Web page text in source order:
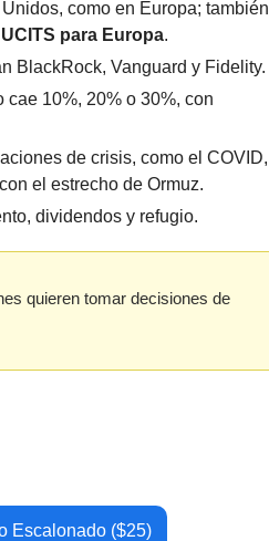
como en Europa; también
para Europa.
BlackRock, Vanguard y Fidelity.
cae 10%, 20% o 30%, con
de crisis, como el COVID,
el estrecho de Ormuz.
dividendos y refugio.
quieren tomar decisiones de
Escalonado ($25)